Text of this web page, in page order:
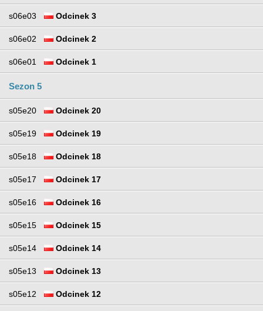
s06e03 Odcinek 3
s06e02 Odcinek 2
s06e01 Odcinek 1
Sezon 5
s05e20 Odcinek 20
s05e19 Odcinek 19
s05e18 Odcinek 18
s05e17 Odcinek 17
s05e16 Odcinek 16
s05e15 Odcinek 15
s05e14 Odcinek 14
s05e13 Odcinek 13
s05e12 Odcinek 12